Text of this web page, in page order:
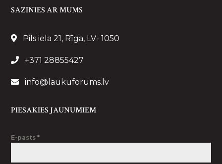
SAZINIES AR MUMS
Pils iela 21, Rīga, LV- 1050
+371 28855427
info@laukuforums.lv
PIESAKIES JAUNUMIEM
E-pasts*